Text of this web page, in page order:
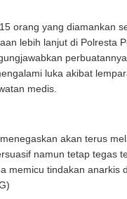
orang yang diamankan
lebih lanjut di Polresta
luka akibat
medis.
akan terus
namun tetap tegas
memicu tindakan anarkis